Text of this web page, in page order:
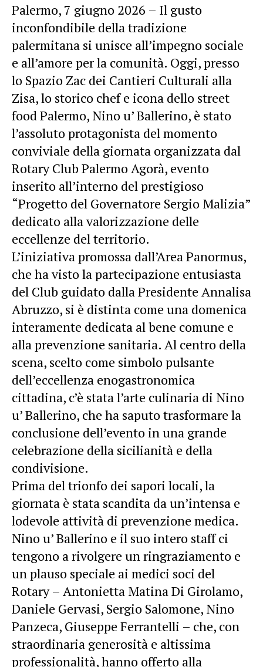
Palermo, 7 giugno 2026 – Il gusto
inconfondibile della tradizione
palermitana si unisce all’impegno sociale
e all’amore per la comunità. Oggi, presso
lo Spazio Zac dei Cantieri Culturali alla
Zisa, lo storico chef e icona dello street
food Palermo, Nino u’ Ballerino, è stato
l’assoluto protagonista del momento
conviviale della giornata organizzata dal
Rotary Club Palermo Agorà, evento
inserito all’interno del prestigioso
“Progetto del Governatore Sergio Malizia”
dedicato alla valorizzazione delle
eccellenze del territorio.
L’iniziativa promossa dall’Area Panormus,
che ha visto la partecipazione entusiasta
del Club guidato dalla Presidente Annalisa
Abruzzo, si è distinta come una domenica
interamente dedicata al bene comune e
alla prevenzione sanitaria. Al centro della
scena, scelto come simbolo pulsante
dell’eccellenza enogastronomica
cittadina, c’è stata l’arte culinaria di Nino
u’ Ballerino, che ha saputo trasformare la
conclusione dell’evento in una grande
celebrazione della sicilianità e della
condivisione.
Prima del trionfo dei sapori locali, la
giornata è stata scandita da un’intensa e
lodevole attività di prevenzione medica.
Nino u’ Ballerino e il suo intero staff ci
tengono a rivolgere un ringraziamento e
un plauso speciale ai medici soci del
Rotary – Antonietta Matina Di Girolamo,
Daniele Gervasi, Sergio Salomone, Nino
Panzeca, Giuseppe Ferrantelli – che, con
straordinaria generosità e altissima
professionalità, hanno offerto alla